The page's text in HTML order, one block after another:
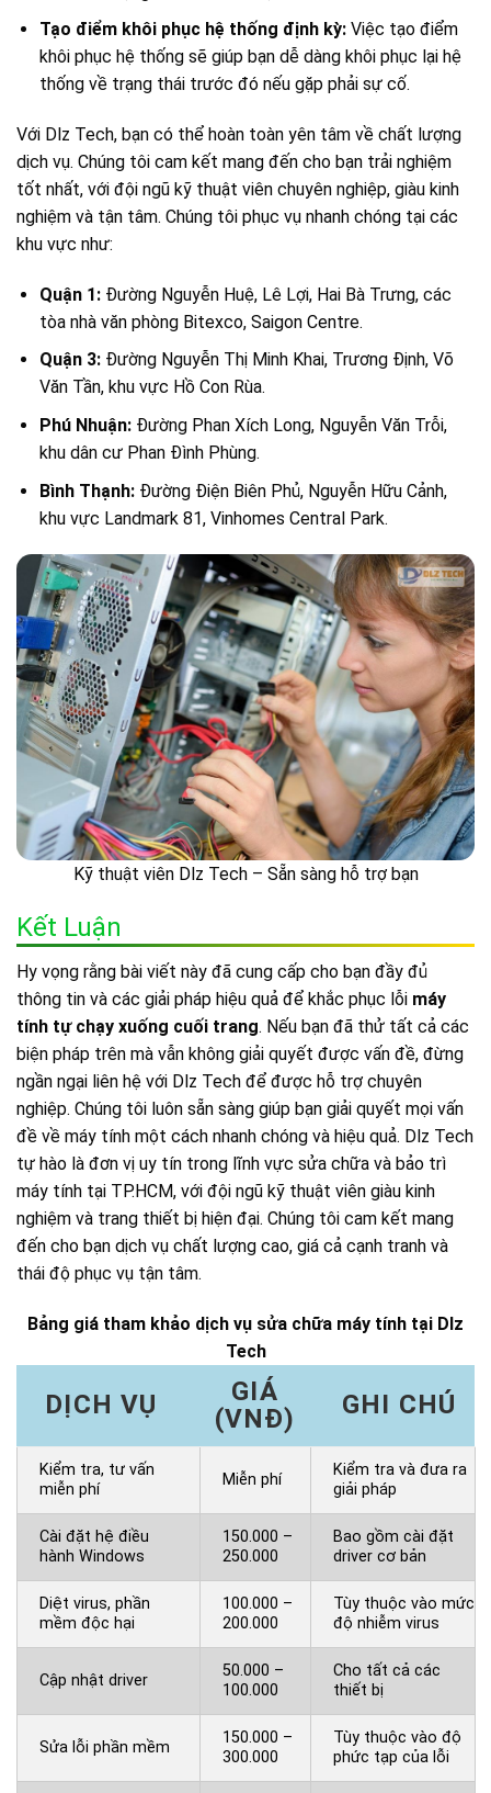
Tạo điểm khôi phục hệ thống định kỳ:Việc tạo điểm
khôi phục hệ thống sẽ giúp bạn dễ dàng khôi phục lại hệ
thống về trạng thái trước đó nếu gặp phải sự cố.
Với Dlz Tech, bạn có thể hoàn toàn yên tâm về chất lượng
dịch vụ. Chúng tôi cam kết mang đến cho bạn trải nghiệm
tốt nhất, với đội ngũ kỹ thuật viên chuyên nghiệp, giàu kinh
nghiệm và tận tâm. Chúng tôi phục vụ nhanh chóng tại các
khu vực như:
Quận 1:Đường Nguyễn Huệ, Lê Lợi, Hai Bà Trưng, các
tòa nhà văn phòng Bitexco, Saigon Centre.
Quận 3:Đường Nguyễn Thị Minh Khai, Trương Định, Võ
Văn Tần, khu vực Hồ Con Rùa.
Phú Nhuận:Đường Phan Xích Long, Nguyễn Văn Trỗi,
khu dân cư Phan Đình Phùng.
Bình Thạnh:Đường Điện Biên Phủ, Nguyễn Hữu Cảnh,
khu vực Landmark 81, Vinhomes Central Park.
Kỹ thuật viên Dlz Tech – Sẵn sàng hỗ trợ bạn
Kết Luận
Hy vọng rằng bài viết này đã cung cấp cho bạn đầy đủ
thông tin và các giải pháp hiệu quả để khắc phục lỗi máy
tính tự chạy xuống cuối trang. Nếu bạn đã thử tất cả các
biện pháp trên mà vẫn không giải quyết được vấn đề, đừng
ngần ngại liên hệ với Dlz Tech để được hỗ trợ chuyên
nghiệp. Chúng tôi luôn sẵn sàng giúp bạn giải quyết mọi vấn
đề về máy tính một cách nhanh chóng và hiệu quả. Dlz Tech
tự hào là đơn vị uy tín trong lĩnh vực sửa chữa và bảo trì
máy tính tại TP.HCM, với đội ngũ kỹ thuật viên giàu kinh
nghiệm và trang thiết bị hiện đại. Chúng tôi cam kết mang
đến cho bạn dịch vụ chất lượng cao, giá cả cạnh tranh và
thái độ phục vụ tận tâm.
Bảng giá tham khảo dịch vụ sửa chữa máy tính tại Dlz
Tech
DỊCH VỤ
GIÁ
(VNĐ)
GHI CHÚ
Kiểm tra, tư vấn
miễn phí
Miễn phí
Kiểm tra và đưa ra
giải pháp
Cài đặt hệ điều
hành Windows
150.000 –
250.000
Bao gồm cài đặt
driver cơ bản
Diệt virus, phần
mềm độc hại
100.000 –
200.000
Tùy thuộc vào mức
độ nhiễm virus
Cập nhật driver
50.000 –
100.000
Cho tất cả các
thiết bị
Sửa lỗi phần mềm
150.000 –
300.000
Tùy thuộc vào độ
phức tạp của lỗi